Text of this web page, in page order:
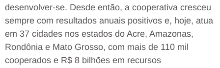
desenvolver-se. Desde então, a cooperativa cresceu
sempre com resultados anuais positivos e, hoje, atua
em 37 cidades nos estados do Acre, Amazonas,
Rondônia e Mato Grosso, com mais de 110 mil
cooperados e R$ 8 bilhões em recursos